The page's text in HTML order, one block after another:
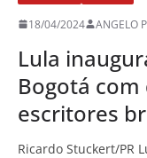
18/04/2024 ANGELO
Lula
Bogotá com
escritores
Ricardo Stuckert/PR